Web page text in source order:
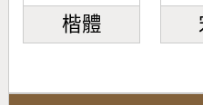
楷體